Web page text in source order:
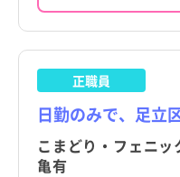
正職員
日勤のみで、足立
こまどり・フェニ
亀有